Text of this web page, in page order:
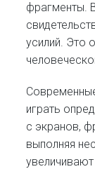
фрагменты.
усилий. Это
играть
с экранов,
выполняя